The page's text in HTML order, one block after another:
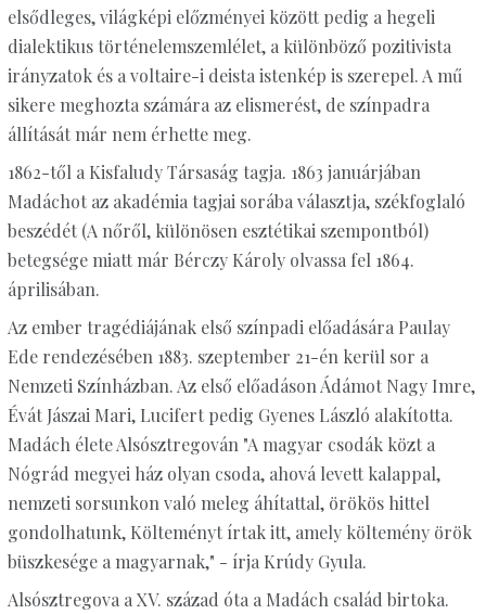
elsődleges, világképi előzményei között pedig a hegeli
dialektikus történelemszemlélet, a különböző pozitivista
irányzatok és a voltaire-i deista istenkép is szerepel. A mű
sikere meghozta számára az elismerést, de színpadra
állítását már nem érhette meg.
1862-től a Kisfaludy Társaság tagja. 1863 januárjában
Madáchot az akadémia tagjai sorába választja, székfoglaló
beszédét (A nőről, különösen esztétikai szempontból)
betegsége miatt már Bérczy Károly olvassa fel 1864.
áprilisában.
Az ember tragédiájának első színpadi előadására Paulay
Ede rendezésében 1883. szeptember 21-én kerül sor a
Nemzeti Színházban. Az első előadáson Ádámot Nagy Imre,
Évát Jászai Mari, Lucifert pedig Gyenes László alakította.
Madách élete Alsósztregován "A magyar csodák közt a
Nógrád megyei ház olyan csoda, ahová levett kalappal,
nemzeti sorsunkon való meleg áhítattal, örökös hittel
gondolhatunk, Költeményt írtak itt, amely költemény örök
büszkesége a magyarnak," - írja Krúdy Gyula.
Alsósztregova a XV. század óta a Madách család birtoka.